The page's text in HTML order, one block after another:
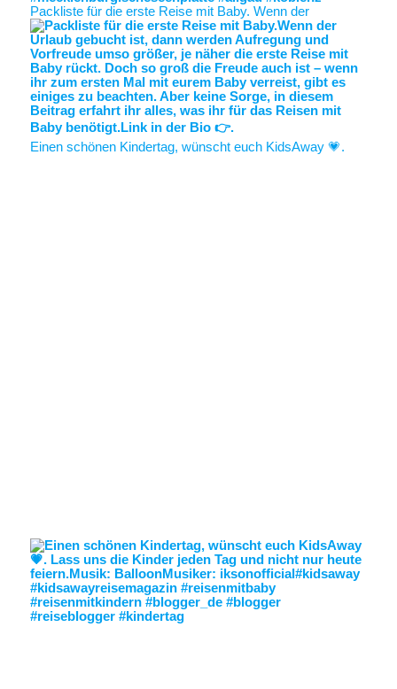
Packliste für die erste Reise mit Baby. Wenn der
Einen schönen Kindertag, wünscht euch KidsAway 💗.